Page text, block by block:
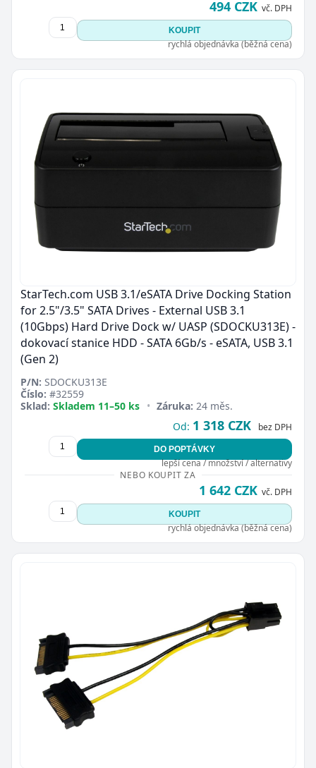
494 CZK vč. DPH
KOUPIT
rychlá objednávka (běžná cena)
StarTech.com USB 3.1/eSATA Drive Docking Station
for 2.5"/3.5" SATA Drives - External USB 3.1
(10Gbps) Hard Drive Dock w/ UASP (SDOCKU313E) -
dokovací stanice HDD - SATA 6Gb/s - eSATA, USB 3.1
(Gen 2)
P/N: SDOCKU313E
Číslo: #32559
Sklad: Skladem 11–50 ks • Záruka: 24 měs.
Od: 1 318 CZK bez DPH
DO POPTÁVKY
lepší cena / množství / alternativy
NEBO KOUPIT ZA
1 642 CZK vč. DPH
KOUPIT
rychlá objednávka (běžná cena)